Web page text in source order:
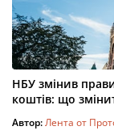
НБУ змінив
коштів: що
Автор:Лента от